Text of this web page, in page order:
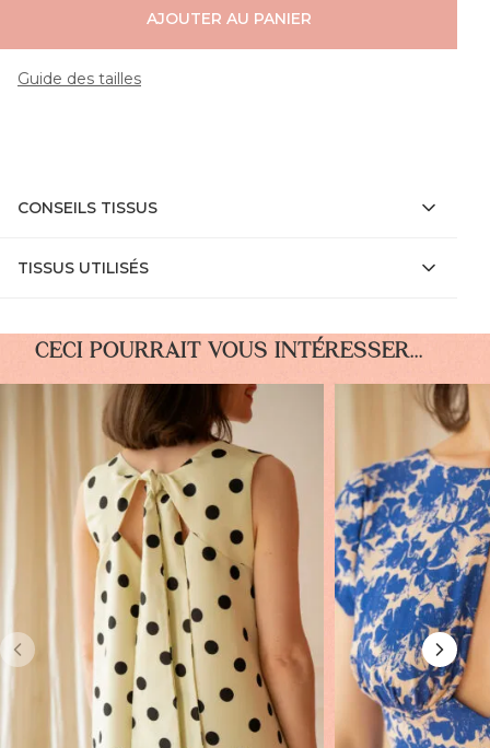
AJOUTER AU PANIER
Guide des tailles
CONSEILS TISSUS
TISSUS UTILISÉS
CECI POURRAIT VOUS INTÉRESSER...